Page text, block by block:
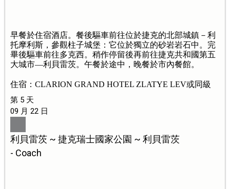
早餐於住宿酒店。餐後驅車前往位於捷克的北部城鎮－利
托摩利斯，參觀柱子城堡：它位於獨立的砂岩岩石中。完
畢後驅車前往多克西。稍作停留後再前往捷克共和國第五
大城市—利貝雷茨。午餐於途中，晚餐於市內餐館。
住宿：CLARION GRAND HOTEL ZLATYE LEV或同級
第 5 天
09 月 22 日
利貝雷茨 ~ 捷克瑞士國家公園 ~ 利貝雷茨
- Coach